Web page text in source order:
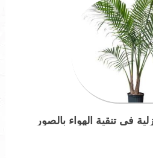
في تنقية الهواء بالصور